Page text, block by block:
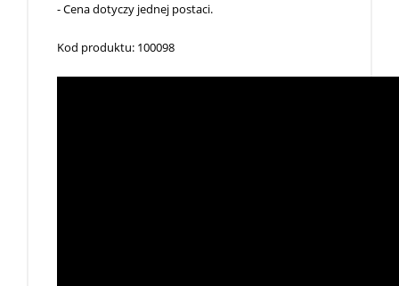
- Cena dotyczy jednej postaci.
Kod produktu: 100098